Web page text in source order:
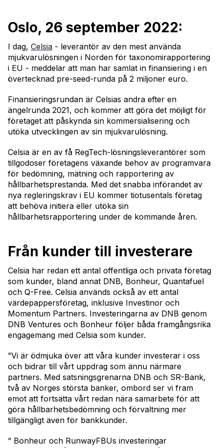
Oslo, 26 september 2022:
I dag, Celsia - leverantör av den mest använda
mjukvarulösningen i Norden för taxonomirapportering
i EU - meddelar att man har samlat in finansiering i en
övertecknad pre-seed-runda på 2 miljoner euro.
Finansieringsrundan är Celsias andra efter en
ängelrunda 2021, och kommer att göra det möjligt för
företaget att påskynda sin kommersialisering och
utöka utvecklingen av sin mjukvarulösning.
Celsia är en av få RegTech-lösningsleverantörer som
tillgodoser företagens växande behov av programvara
för bedömning, mätning och rapportering av
hållbarhetsprestanda. Med det snabba införandet av
nya regleringskrav i EU kommer tiotusentals företag
att behöva initiera eller utöka sin
hållbarhetsrapportering under de kommande åren.
Från kunder till investerare
Celsia har redan ett antal offentliga och privata företag
som kunder, bland annat DNB, Bonheur, Quantafuel
och Q-Free. Celsia används också av ett antal
värdepappersföretag, inklusive Investinor och
Momentum Partners. Investeringarna av DNB genom
DNB Ventures och Bonheur följer båda framgångsrika
engagemang med Celsia som kunder.
”Vi är ödmjuka över att våra kunder investerar i oss
och bidrar till vårt uppdrag som ännu närmare
partners. Med satsningsgrenarna DNB och SR-Bank,
två av Norges största banker, ombord ser vi fram
emot att fortsätta vårt redan nära samarbete för att
göra hållbarhetsbedömning och förvaltning mer
tillgängligt även för bankkunder.
” Bonheur och RunwayFBUs investeringar